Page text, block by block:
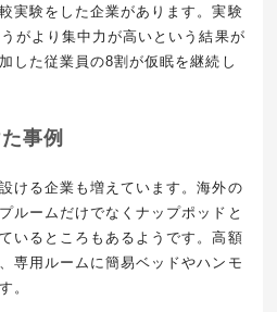
実験をした企業があります。実験
がより集中力が高いという結果が
した従業員の8割が仮眠を継続し
事例
ける企業も増えています。海外の
ルームだけでなくナップポッドと
いるところもあるようです。高額
専用ルームに簡易ベッドやハンモ
。